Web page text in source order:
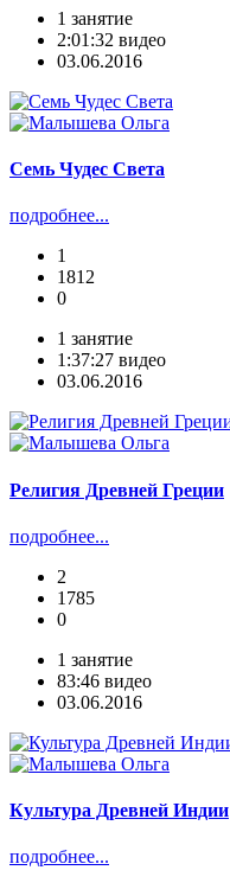
1 занятие
2:01:32 видео
03.06.2016
Семь Чудес Света
подробнее...
1
1812
0
1 занятие
1:37:27 видео
03.06.2016
Религия Древней Греции
подробнее...
2
1785
0
1 занятие
83:46 видео
03.06.2016
Культура Древней Индии
подробнее...